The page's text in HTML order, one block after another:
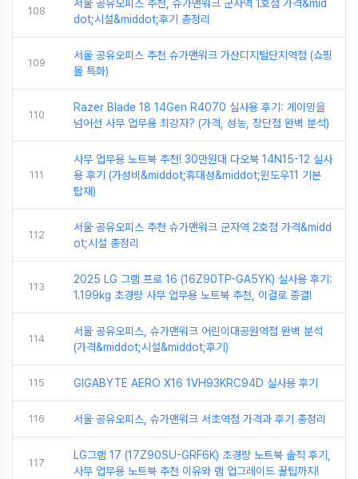
108
서울 공유오피스 추천, 슈가맨워크 군자역 1호점 가격&mid
dot;시설&middot;후기 총정리
109
서울 공유오피스 추천 슈가맨워크 가산디지털단지역점 (쇼핑
몰 특화)
110
Razer Blade 18 14Gen R4070 실사용 후기: 게이밍을
넘어선 사무 업무용 최강자? (가격, 성능, 장단점 완벽 분석)
111
사무 업무용 노트북 추천! 30만원대 다오북 14N15-12 실사
용 후기 (가성비&middot;휴대성&middot;윈도우11 기본
탑재)
112
서울 공유오피스 추천 슈가맨워크 군자역 2호점 가격&midd
ot;시설 총정리
113
2025 LG 그램 프로 16 (16Z90TP-GA5YK) 실사용 후기:
1.199kg 초경량 사무 업무용 노트북 추천, 이걸로 종결!
114
서울 공유오피스, 슈가맨워크 어린이대공원역점 완벽 분석
(가격&middot;시설&middot;후기)
115 GIGABYTE AERO X16 1VH93KRC94D 실사용 후기
116 서울 공유오피스, 슈가맨워크 서초역점 가격과 후기 총정리
117
LG그램 17 (17Z90SU-GRF6K) 초경량 노트북 솔직 후기,
사무 업무용 노트북 추천 이유와 램 업그레이드 꿀팁까지!